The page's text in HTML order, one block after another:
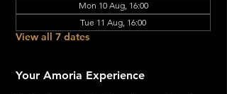
Mon 10 Aug, 16:00
Tue 11 Aug, 16:00
View all 7 dates
Your Amoria Experience